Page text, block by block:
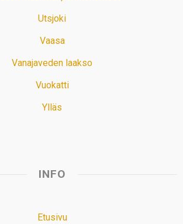
Utsjoki
Vaasa
Vanajaveden laakso
Vuokatti
Ylläs
INFO
Etusivu